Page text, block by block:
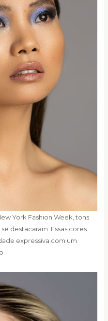
York Fashion Week, tons
destacaram. Essas cores
expressiva com um